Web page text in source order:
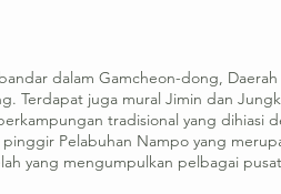
dalam Gamcheon-dong,
Terdapat juga mural Jimin dan
tradisional yang dihiasi
Pelabuhan Nampo yang
yang mengumpulkan pelbagai